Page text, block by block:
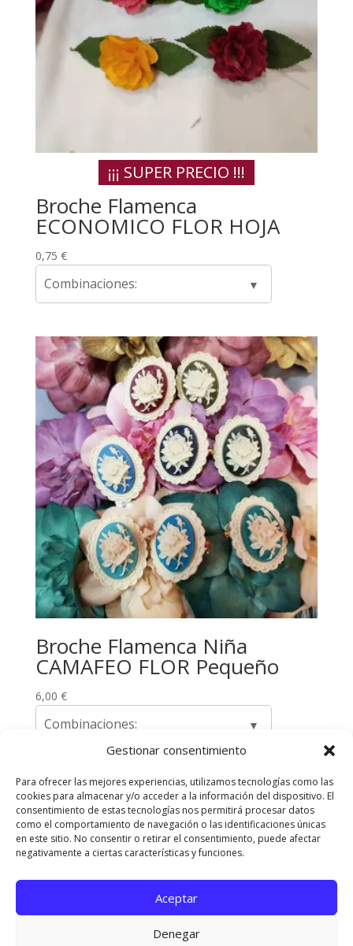
Gestionar consentimiento
Para ofrecer las mejores experiencias, utilizamos tecnologías como las
cookies para almacenar y/o acceder a la información del dispositivo. El
consentimiento de estas tecnologías nos permitirá procesar datos
como el comportamiento de navegación o las identificaciones únicas
en este sitio. No consentir o retirar el consentimiento, puede afectar
negativamente a ciertas características y funciones.
Aceptar
Denegar
¡¡¡ SUPER PRECIO !!!
Broche Flamenca
ECONOMICO FLOR HOJA
0,75 €
Combinaciones:
Broche Flamenca Niña
CAMAFEO FLOR Pequeño
6,00 €
Combinaciones:
Envíos y Devoluciones
Quienes somos
Contacta con nosotros
Política de privacidad
Políticas de Cookies
Aviso Legal
Elegant Themes